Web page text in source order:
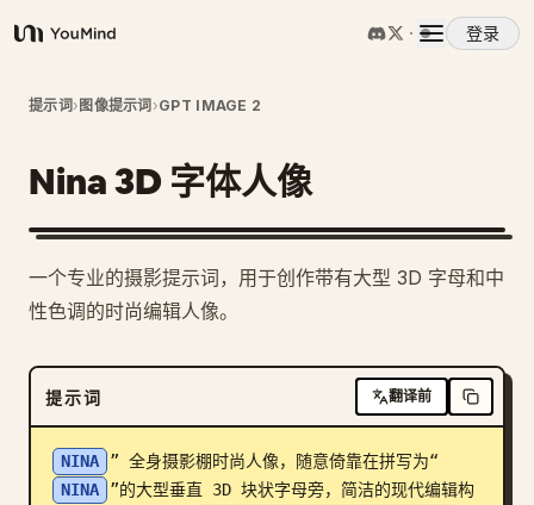
YouMind
登录
概览
使用案例
定价
下载
提示词› 图像提示词 ›GPT IMAGE 2
Nina 3D 字体人像
一个专业的摄影提示词，用于创作带有大型 3D 字母和中
性色调的时尚编辑人像。
提示词 翻译前
NINA
” 全身摄影棚时尚人像，随意倚靠在拼写为“
NINA
”的大型垂直 3D 块状字母旁，简洁的现代编辑构